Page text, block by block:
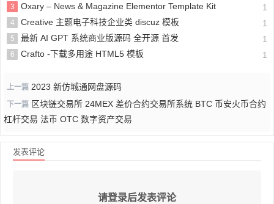
3 Oxary – News & Magazine Elementor Template Kit 1
4 Creative 主题电子科技企业类 discuz 模板 1
5 最新 AI GPT 系统商业版源码 全开源 首发 1
6 Crafto -下载多用途 HTML5 模板 1
上一篇 2023 新仿城通网盘源码
下一篇 区块链交易所 24MEX 差价合约交易所系统 BTC 币安火币合约
杠杆交易 法币 OTC 数字资产交易
发表评论
请登录后发表评论